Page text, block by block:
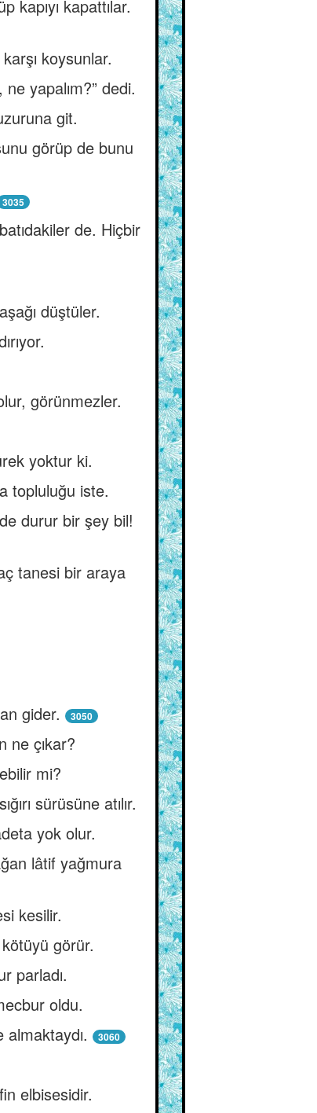
kapıyı kapattılar.
koysunlar.
yapalım?” dedi.
git.
görüp de bunu
3035
de. Hiçbir
düştüler.
görünmezler.
yoktur ki.
topluluğu iste.
durur bir şey bil!
tanesi bir araya
gider.
3050
ne çıkar?
mi?
sürüsüne atılır.
yok olur.
lâtif yağmura
kesilir.
görür.
parladı.
oldu.
3060
elbisesidir.